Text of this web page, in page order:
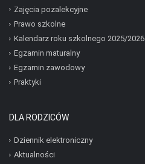
Zajęcia pozalekcyjne
Prawo szkolne
Kalendarz roku szkolnego 2025/2026
Egzamin maturalny
Egzamin zawodowy
Praktyki
DLA RODZICÓW
Dziennik elektroniczny
Aktualności